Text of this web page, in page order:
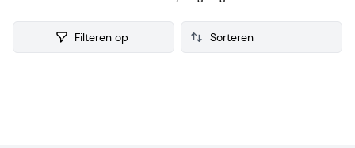
reviews, zodat je een weloverwogen keuze kunt maken bij je
aankoop.
Filteren op